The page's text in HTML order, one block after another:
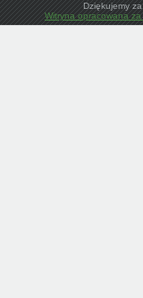
Dziękujemy
Witryna opracowana